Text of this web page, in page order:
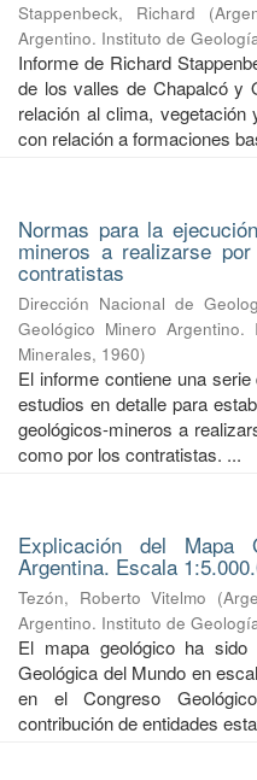
Stappenbeck, Richard (
Argentino. Instituto de
Informe de Richard
de los valles de Chapalcó y
relación al clima, vegetación
con relación a formaciones
Normas para la
mineros a realizarse
contratistas
Dirección Nacional de
Geológico Minero
Minerales, 1960)
El informe contiene una
estudios en detalle para
geológicos-mineros a
como por los contratistas. ...
Explicación del Mapa
Argentina. Escala
Tezón, Roberto Vitelmo (
Argentino. Instituto de
El mapa geológico ha
Geológica del Mundo en
en el Congreso
contribución de entidades